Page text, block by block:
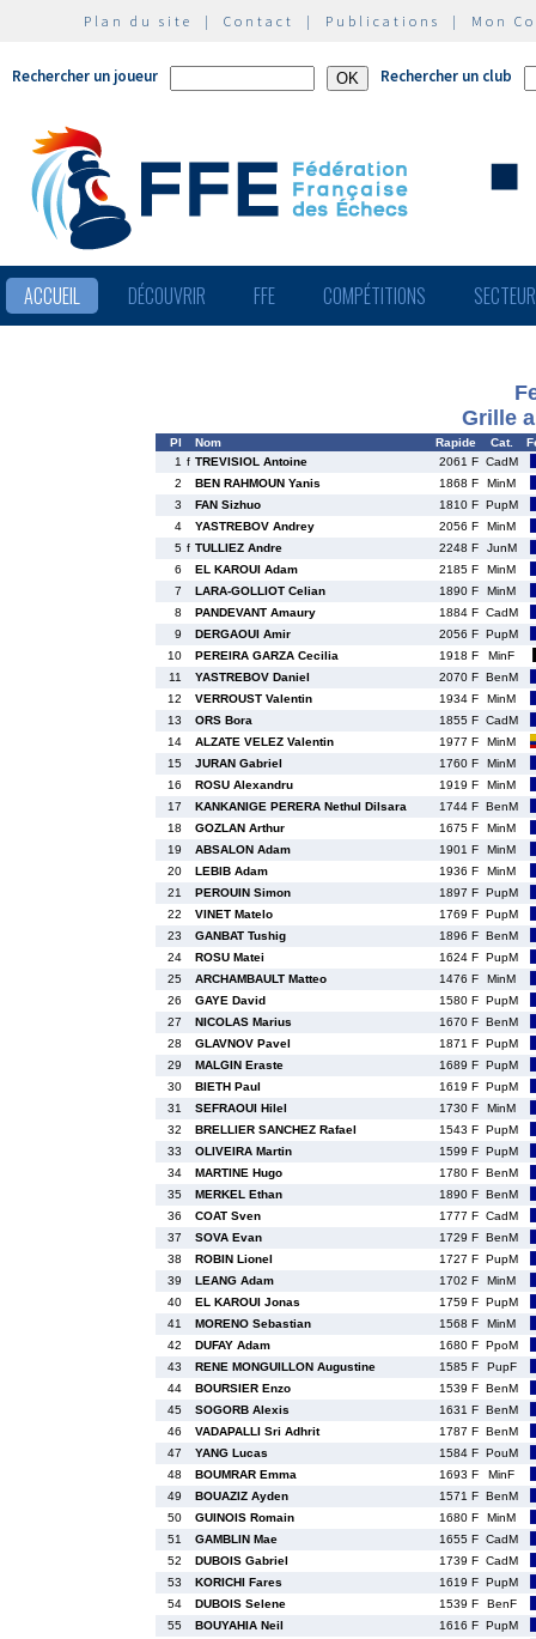
Plan du site | Contact | Publications | Mon
Rechercher un joueur Rechercher un club
ACCUEIL DÉCOUVRIR FFE COMPÉTITIONS
Grille
Pl Nom Rapide Cat.
1 f TREVISIOL Antoine 2061 F CadM
2
BEN RAHMOUN Yanis 1868 F
MinM
3
FAN Sizhuo 1810 F PupM
4
YASTREBOV Andrey 2056 F
MinM
5 f TULLIEZ Andre 2248 F
JunM
6
EL KAROUI Adam 2185 F
MinM
7
LARA-GOLLIOT Celian 1890 F
MinM
8
PANDEVANT Amaury 1884 F CadM
9
DERGAOUI Amir 2056 F PupM
10
PEREIRA GARZA Cecilia 1918 F
MinF
11
YASTREBOV Daniel 2070 F BenM
12
VERROUST Valentin 1934 F
MinM
13
ORS Bora 1855 F CadM
14
ALZATE VELEZ Valentin 1977 F
MinM
15
JURAN Gabriel 1760 F
MinM
16
ROSU Alexandru 1919 F
MinM
17
KANKANIGE PERERA Nethul Dilsara 1744 F BenM
18
GOZLAN Arthur 1675 F
MinM
19
ABSALON Adam 1901 F
MinM
20
LEBIB Adam 1936 F
MinM
21
PEROUIN Simon 1897 F PupM
22
VINET Matelo 1769 F PupM
23
GANBAT Tushig 1896 F BenM
24
ROSU Matei 1624 F PupM
25
ARCHAMBAULT Matteo 1476 F
MinM
26
GAYE David 1580 F PupM
27
NICOLAS Marius 1670 F BenM
28
GLAVNOV Pavel 1871 F PupM
29
MALGIN Eraste 1689 F PupM
30
BIETH Paul 1619 F PupM
31
SEFRAOUI Hilel 1730 F
MinM
32
BRELLIER SANCHEZ Rafael 1543 F PupM
33
OLIVEIRA Martin 1599 F PupM
34
MARTINE Hugo 1780 F BenM
35
MERKEL Ethan 1890 F BenM
36
COAT Sven 1777 F CadM
37
SOVA Evan 1729 F BenM
38
ROBIN Lionel 1727 F PupM
39
LEANG Adam 1702 F
MinM
40
EL KAROUI Jonas 1759 F PupM
41
MORENO Sebastian 1568 F
MinM
42
DUFAY Adam 1680 F PpoM
43
RENE MONGUILLON Augustine 1585 F
PupF
44
BOURSIER Enzo 1539 F BenM
45
SOGORB Alexis 1631 F BenM
46
VADAPALLI Sri Adhrit 1787 F BenM
47
YANG Lucas 1584 F PouM
48
BOUMRAR Emma 1693 F
MinF
49
BOUAZIZ Ayden 1571 F BenM
50
GUINOIS Romain 1680 F
MinM
51
GAMBLIN Mae 1655 F CadM
52
DUBOIS Gabriel 1739 F CadM
53
KORICHI Fares 1619 F PupM
54
DUBOIS Selene 1539 F
BenF
55
BOUYAHIA Neil 1616 F PupM